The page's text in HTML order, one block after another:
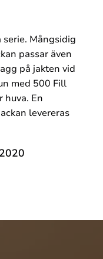
Mångsidig
passar även
på jakten vid
med 500 Fill
huva. En
levereras